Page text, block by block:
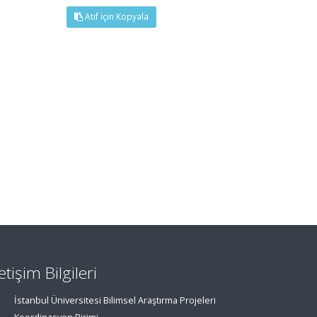
Atıf İçin Kopyala
Bilgileri
İstanbul Üniversitesi Bilimsel Araştırma Projeleri